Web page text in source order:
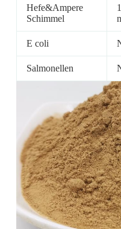
Hefe&Ampere
Schimmel
E coli
Salmonellen